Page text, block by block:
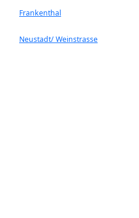
Frankenthal
Neustadt/ Weinstrasse